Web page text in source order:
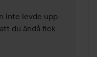
inte levde upp
du ändå fick